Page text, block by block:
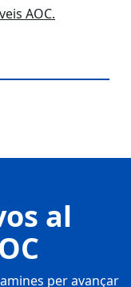
AOC.
al
per avançar